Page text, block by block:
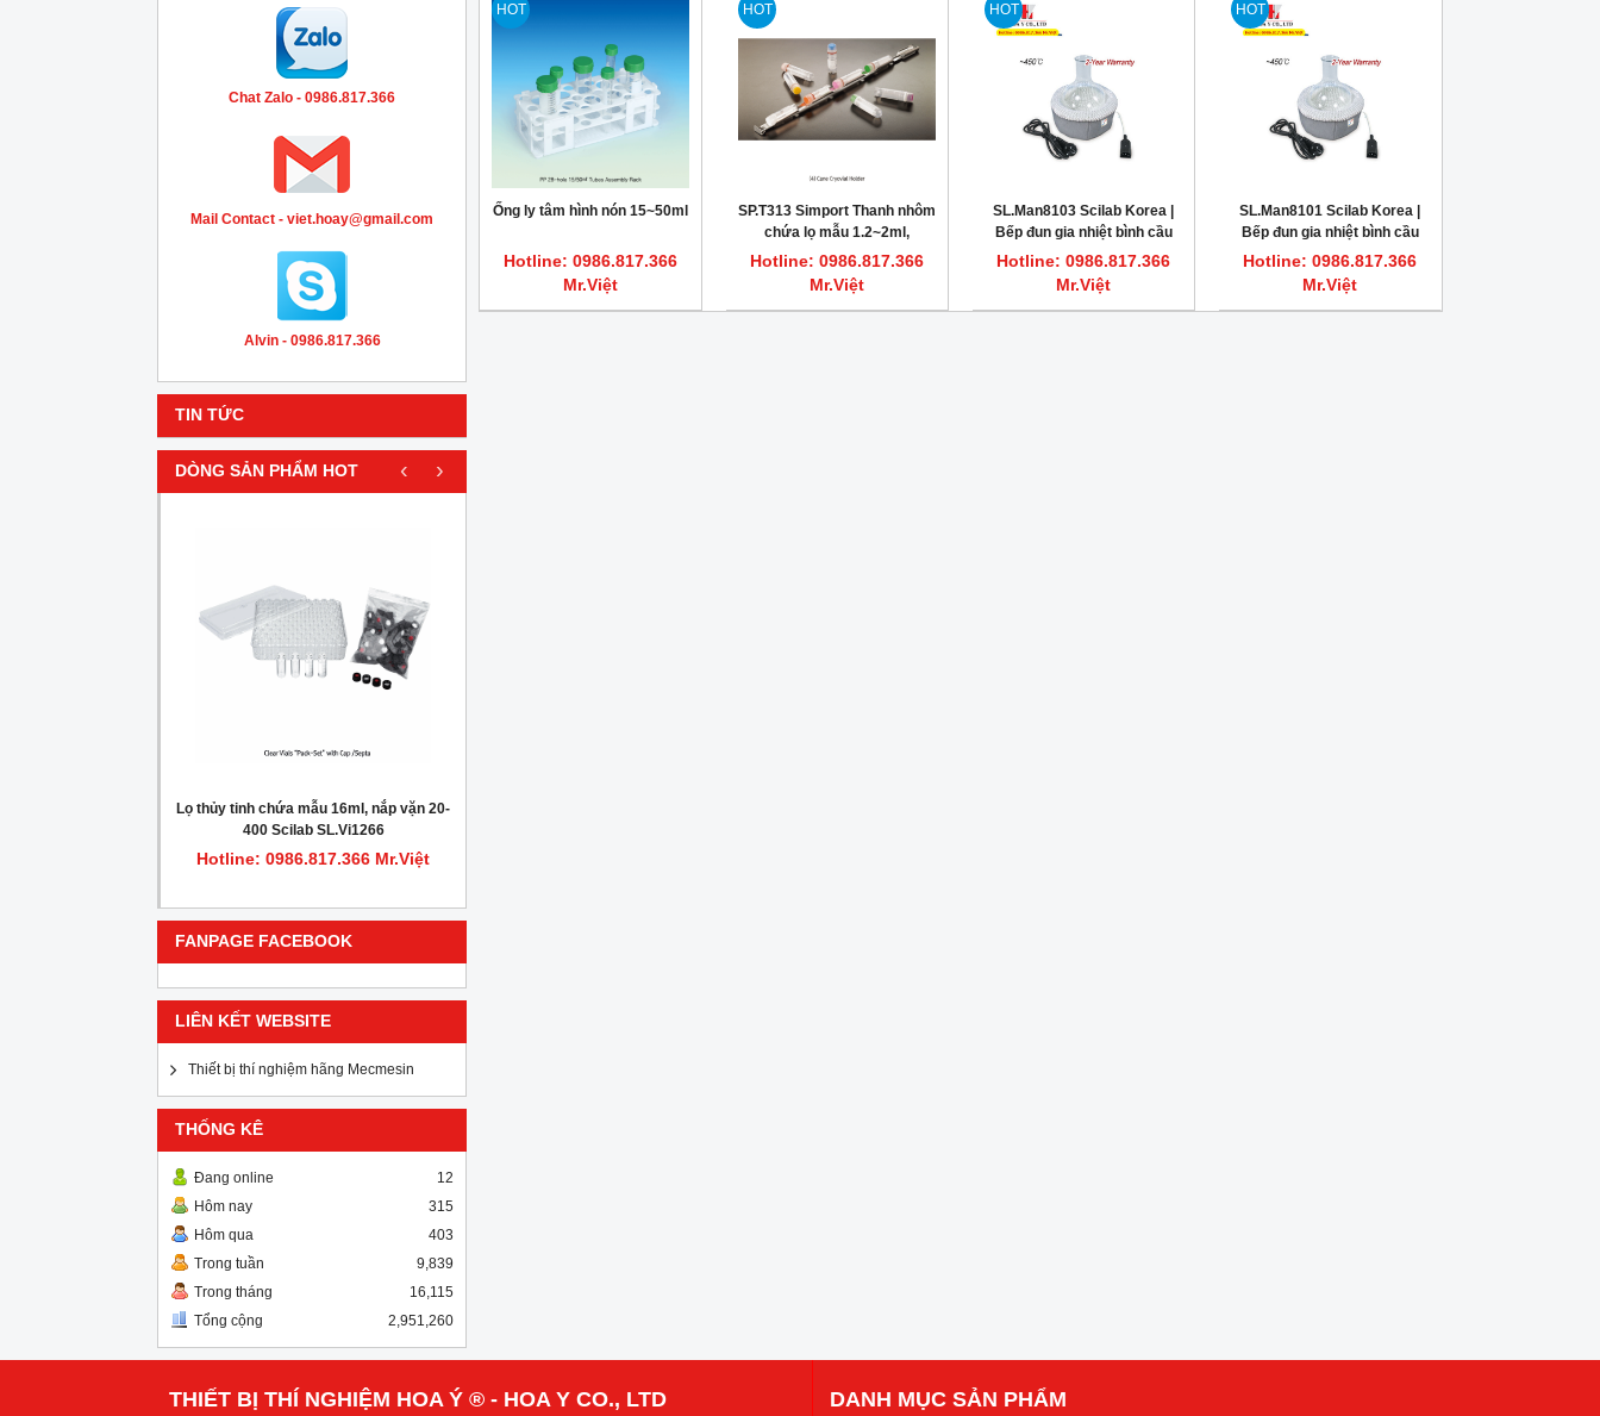
Chat Zalo - 0986.817.366
Mail Contact - viet.hoay@gmail.com
Alvin - 0986.817.366
TIN TỨC
DÒNG SẢN PHẨM HOT
Lọ thủy tinh chứa mẫu 16ml, nắp vặn 20-
400 Scilab SL.Vi1266
Hotline: 0986.817.366 Mr.Việt
‹ ›
FANPAGE FACEBOOK
LIÊN KẾT WEBSITE
Thiết bị thí nghiệm hãng Mecmesin
THỐNG KÊ
Đang online
12
Hôm nay
315
Hôm qua
403
Trong tuần
9,839
Trong tháng
16,115
Tổng cộng
2,951,260
HOT
Ống ly tâm hình nón 15~50ml
Hotline: 0986.817.366
Mr.Việt
HOT
SP.T313 Simport Thanh nhôm
chứa lọ mẫu 1.2~2ml,
L290mm
Hotline: 0986.817.366
Mr.Việt
HOT
SL.Man8103 Scilab Korea |
Bếp đun gia nhiệt bình cầu
kiểu bọc vải 250ml
Hotline: 0986.817.366
Mr.Việt
HOT
SL.Man8101 Scilab Korea |
Bếp đun gia nhiệt bình cầu
kiểu bọc vải 50ml
Hotline: 0986.817.366
Mr.Việt
THIẾT BỊ THÍ NGHIỆM HOA Ý ® - HOA Y CO., LTD DANH MỤC SẢN PHẨM